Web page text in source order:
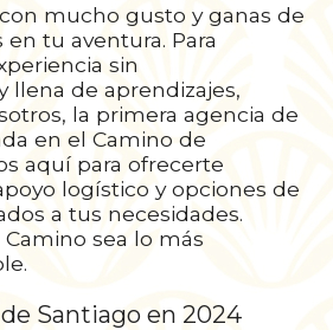
mucho gusto y ganas de
tu aventura. Para
sin
llena de aprendizajes,
la primera agencia de
en el Camino de
aquí para ofrecerte
logístico y opciones de
a tus necesidades.
sea lo más
Santiago en 2024